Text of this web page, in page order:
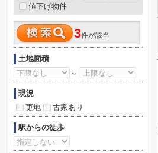
値下げ物件
3件が該当
土地面積
～
現況
更地
古家あり
駅からの徒歩